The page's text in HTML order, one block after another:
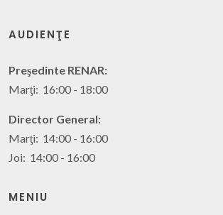
AUDIENŢE
Preşedinte RENAR:
Marţi: 16:00 - 18:00
Director General:
Marţi: 14:00 - 16:00
Joi: 14:00 - 16:00
MENIU